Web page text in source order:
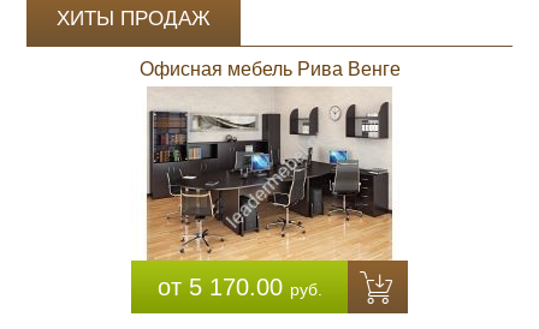
ХИТЫ ПРОДАЖ
Офисная мебель Рива Венге
от 5 170.00 руб.